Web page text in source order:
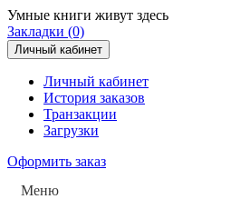
Умные книги живут здесь
Закладки (0)
Личный кабинет
Личный кабинет
История заказов
Транзакции
Загрузки
Оформить заказ
Меню